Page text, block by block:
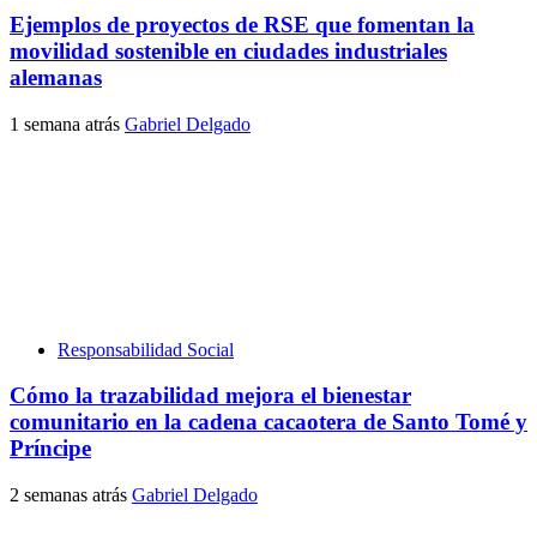
Ejemplos de proyectos de RSE que fomentan la
movilidad sostenible en ciudades industriales
alemanas
1 semana atrás Gabriel Delgado
Responsabilidad Social
Cómo la trazabilidad mejora el bienestar
comunitario en la cadena cacaotera de Santo Tomé y
Príncipe
2 semanas atrás Gabriel Delgado